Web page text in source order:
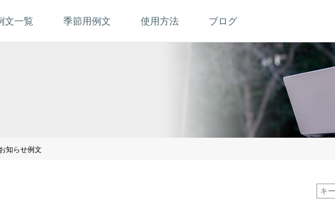
文一覧 季節用例文 使用方法 ブログ
知らせ例文